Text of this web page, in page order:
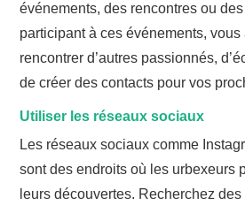
événements, des rencontres ou
participant à ces événements, vous
rencontrer d’autres passionnés,
de créer des contacts pour vos
Utiliser les réseaux sociaux
Les réseaux sociaux comme
sont des endroits où les urbexeurs
leurs découvertes. Recherchez